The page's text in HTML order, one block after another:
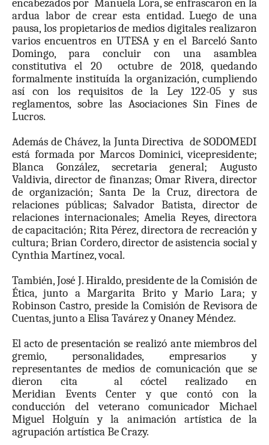
encabezados por Manuela Lora, se enfrascaron en la
ardua labor de crear esta entidad. Luego de una
pausa, los propietarios de medios digitales realizaron
varios encuentros en UTESA y en el Barceló Santo
Domingo, para concluir con una asamblea
constitutiva el 20 octubre de 2018, quedando
formalmente instituída la organización, cumpliendo
así con los requisitos de la Ley 122-05 y sus
reglamentos, sobre las Asociaciones Sin Fines de
Lucros.
Además de Chávez, la Junta Directiva de SODOMEDI
está formada por Marcos Dominici, vicepresidente;
Blanca González, secretaria general; Augusto
Valdivia, director de finanzas; Omar Rivera, director
de organización; Santa De la Cruz, directora de
relaciones públicas; Salvador Batista, director de
relaciones internacionales; Amelia Reyes, directora
de capacitación; Rita Pérez, directora de recreación y
cultura; Brian Cordero, director de asistencia social y
Cynthia Martínez, vocal.
También, José J. Hiraldo, presidente de la Comisión de
Ética, junto a Margarita Brito y Mario Lara; y
Robinson Castro, preside la Comisión de Revisora de
Cuentas, junto a Elisa Tavárez y Onaney Méndez.
El acto de presentación se realizó ante miembros del
gremio, personalidades, empresarios y
representantes de medios de comunicación que se
dieron cita al cóctel realizado en
Meridian EventsCenter y que contó con la
conducción del veterano comunicador Michael
Miguel Holguín y la animación artística de la
agrupación artística Be Crazy.